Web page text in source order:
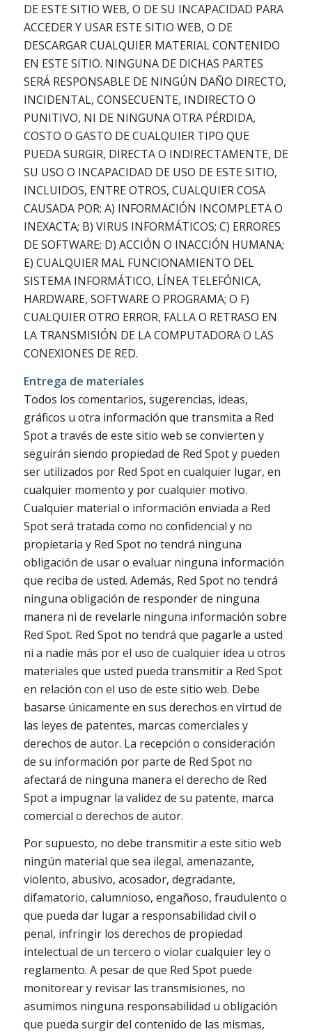
DE ESTE SITIO WEB, O DE SU INCAPACIDAD PARA
ACCEDER Y USAR ESTE SITIO WEB, O DE
DESCARGAR CUALQUIER MATERIAL CONTENIDO
EN ESTE SITIO. NINGUNA DE DICHAS PARTES
SERÁ RESPONSABLE DE NINGÚN DAÑO DIRECTO,
INCIDENTAL, CONSECUENTE, INDIRECTO O
PUNITIVO, NI DE NINGUNA OTRA PÉRDIDA,
COSTO O GASTO DE CUALQUIER TIPO QUE
PUEDA SURGIR, DIRECTA O INDIRECTAMENTE, DE
SU USO O INCAPACIDAD DE USO DE ESTE SITIO,
INCLUIDOS, ENTRE OTROS, CUALQUIER COSA
CAUSADA POR: A) INFORMACIÓN INCOMPLETA O
INEXACTA; B) VIRUS INFORMÁTICOS; C) ERRORES
DE SOFTWARE; D) ACCIÓN O INACCIÓN HUMANA;
E) CUALQUIER MAL FUNCIONAMIENTO DEL
SISTEMA INFORMÁTICO, LÍNEA TELEFÓNICA,
HARDWARE, SOFTWARE O PROGRAMA; O F)
CUALQUIER OTRO ERROR, FALLA O RETRASO EN
LA TRANSMISIÓN DE LA COMPUTADORA O LAS
CONEXIONES DE RED.
Entrega de materiales
Todos los comentarios, sugerencias, ideas,
gráficos u otra información que transmita a Red
Spot a través de este sitio web se convierten y
seguirán siendo propiedad de Red Spot y pueden
ser utilizados por Red Spot en cualquier lugar, en
cualquier momento y por cualquier motivo.
Cualquier material o información enviada a Red
Spot será tratada como no confidencial y no
propietaria y Red Spot no tendrá ninguna
obligación de usar o evaluar ninguna información
que reciba de usted. Además, Red Spot no tendrá
ninguna obligación de responder de ninguna
manera ni de revelarle ninguna información sobre
Red Spot. Red Spot no tendrá que pagarle a usted
ni a nadie más por el uso de cualquier idea u otros
materiales que usted pueda transmitir a Red Spot
en relación con el uso de este sitio web. Debe
basarse únicamente en sus derechos en virtud de
las leyes de patentes, marcas comerciales y
derechos de autor. La recepción o consideración
de su información por parte de Red Spot no
afectará de ninguna manera el derecho de Red
Spot a impugnar la validez de su patente, marca
comercial o derechos de autor.
Por supuesto, no debe transmitir a este sitio web
ningún material que sea ilegal, amenazante,
violento, abusivo, acosador, degradante,
difamatorio, calumnioso, engañoso, fraudulento o
que pueda dar lugar a responsabilidad civil o
penal, infringir los derechos de propiedad
intelectual de un tercero o violar cualquier ley o
reglamento. A pesar de que Red Spot puede
monitorear y revisar las transmisiones, no
asumimos ninguna responsabilidad u obligación
que pueda surgir del contenido de las mismas,